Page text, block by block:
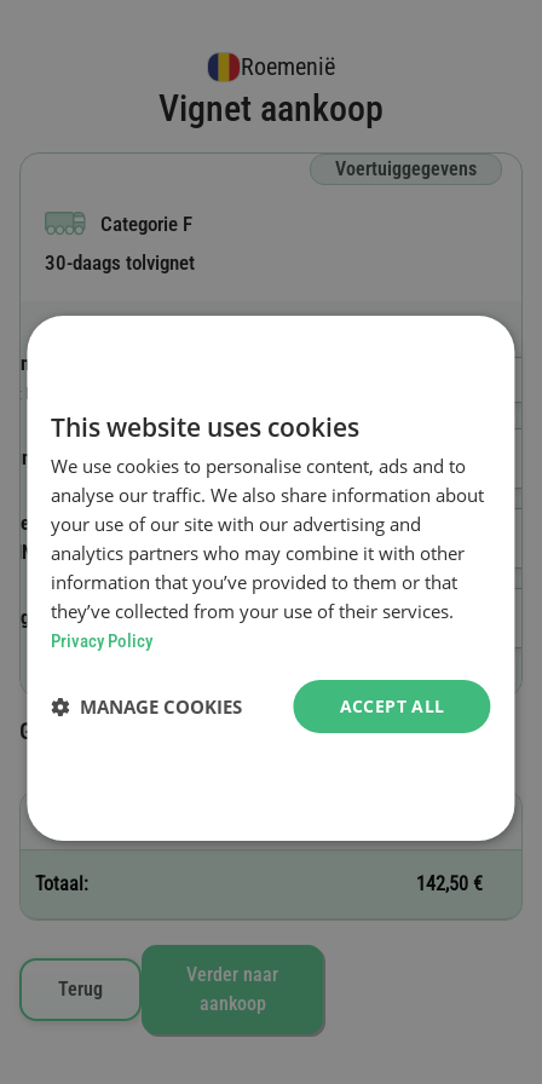
Roemenië
Vignet aankoop
Voertuiggegevens
Categorie F
30-daags tolvignet
Kentekenland
Het land waarin het voertuig is geregistreerd
Nummerplaat
Voertuigidentificatienummer
(VIN)
Begindatum van geldigheid
Geselecteerde tolvignetten
Totaal: 142,50 €
Terug
Verder naar
aankoop
This website uses cookies
We use cookies to personalise content, ads and to
analyse our traffic. We also share information about
your use of our site with our advertising and
analytics partners who may combine it with other
information that you’ve provided to them or that
they’ve collected from your use of their services.
Privacy Policy
ACCEPT ALL
MANAGE COOKIES